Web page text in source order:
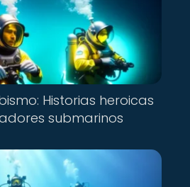
Historias heroicas
submarinos